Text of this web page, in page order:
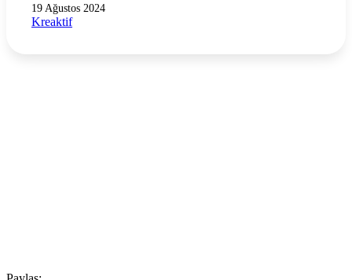
19 Ağustos 2024
Kreaktif